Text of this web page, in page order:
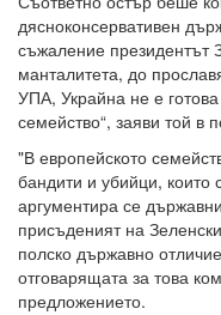
дясноконсервативен
съжаление президентът
манталитета, до
УПА, Украйна не е
семейство“, заяви той в
"В европейското
бандити и убийци,
аргументира се
присъденият на
полско държавно
отговарящата за това
предложението.